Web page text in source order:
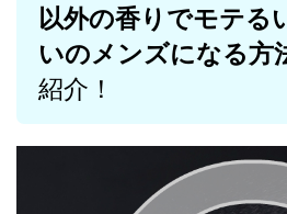
以外の香りでモテる
いのメンズになる方
紹介！